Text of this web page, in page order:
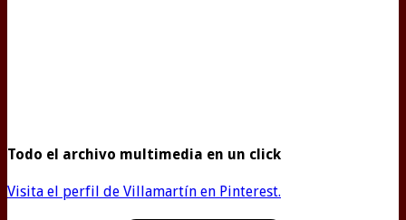
Todo el archivo multimedia en un click
Visita el perfil de Villamartín en Pinterest.